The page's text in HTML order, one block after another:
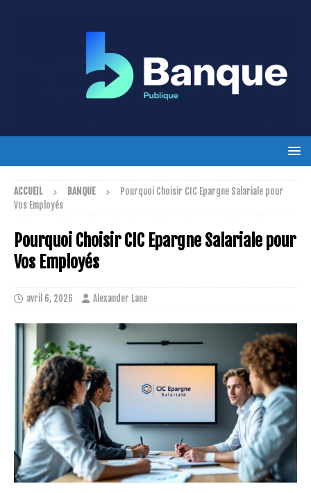
ACCUEIL BANQUE
Pourquoi Choisir CIC Epargne Salariale pour
Vos Employés
Pourquoi Choisir CIC Epargne Salariale pour
Vos Employés
avril 6, 2026 Alexander Lane